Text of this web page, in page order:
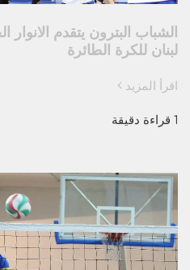
الشباب البترون يتقدم
لبنان للكرة الطائرة
اقرأ المزيد
1 قراءة دقيقة